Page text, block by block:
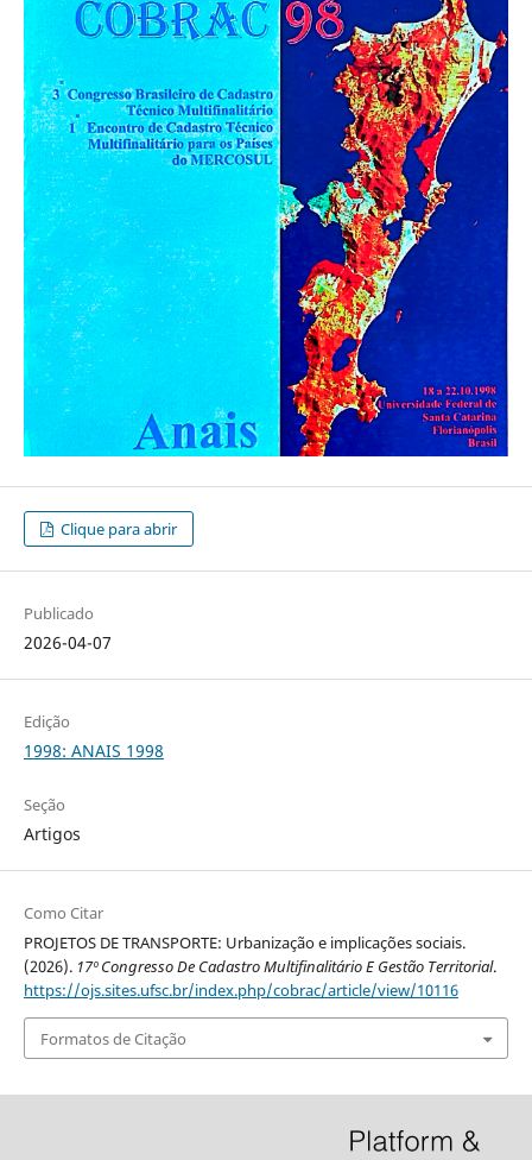
Clique para abrir
Publicado
2026-04-07
Edição
1998: ANAIS 1998
Seção
Artigos
Como Citar
PROJETOS DE TRANSPORTE: Urbanização e implicações sociais.
(2026). 17º Congresso De Cadastro Multifinalitário E Gestão Territorial.
https://ojs.sites.ufsc.br/index.php/cobrac/article/view/10116
Formatos de Citação